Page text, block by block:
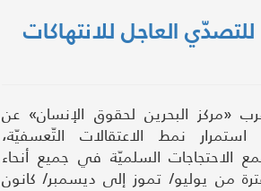
العاجل للانتهاكات
«مركز البحرين لحقوق الإنسان» عن
استمرار نمط الاعتقالات التّعسفيّة،
الاحتجاجات السلميّة في جميع أنحاء
من يوليو/ تموز إلى ديسمبر/ كانون